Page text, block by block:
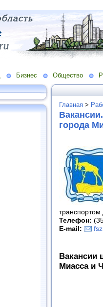
Бизнес Общество
Главная >
города
транспортом
Телефон:
E-mail:
Вакансии
Миасса и